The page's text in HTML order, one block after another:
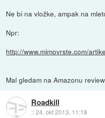
Ne bi na vložke, ampak na
Npr:
http://www.mimovrste.com/
Mal gledam na Amazonu
Roadkill
::24. okt 2013, 11:18